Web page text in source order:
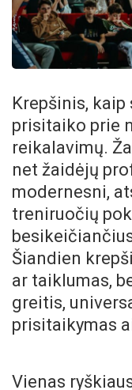
Krepšinis,
prisitaiko prie
reikalavimų.
net žaidėjų
modernesni,
treniruočių
Šiandien
ar taiklumas,
greitis,
prisitaikymas
Vienas